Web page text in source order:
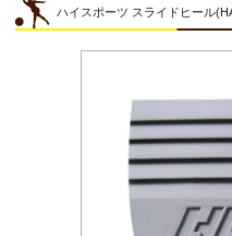
ハイスポーツ スライドヒール